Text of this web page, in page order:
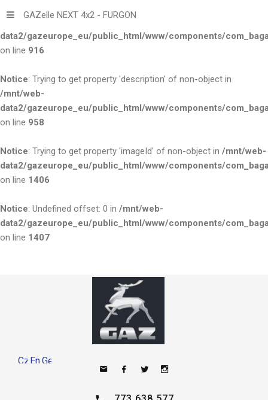
Notice: Trying to get property 'title' of non-object in
data2/gazeurope_eu/public_html/www/components/
on line 916
Notice: Trying to get property 'description' of non-object in
/mnt/web-
data2/gazeurope_eu/public_html/www/components/
on line 958
Notice: Trying to get property 'imageId' of non-object in /mnt/web-
data2/gazeurope_eu/public_html/www/components/
on line 1406
Notice: Undefined offset: 0 in /mnt/web-
data2/gazeurope_eu/public_html/www/components/
on line 1407
GAZelle NEXT 4x2 - FURGON